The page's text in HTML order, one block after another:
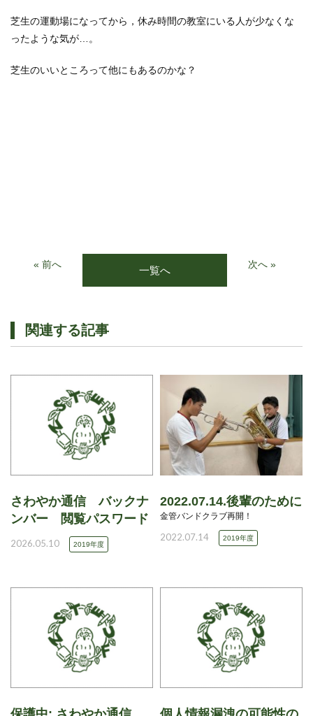
芝生の運動場になってから，休み時間の教室にいる人が少なくな
ったような気が…。
芝生のいいところって他にもあるのかな？
« 前へ 一覧へ 次へ »
関連する記事
さわやか通信 バックナ
ンバー 閲覧パスワード
2026.05.10 2019年度
2022.07.14.後輩のために
金管バンドクラブ再開！
2022.07.14 2019年度